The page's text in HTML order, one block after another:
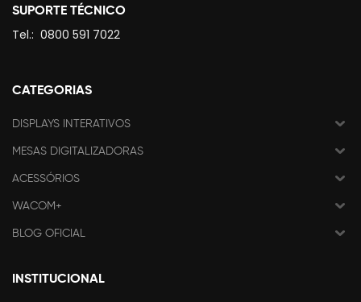
SUPORTE TÉCNICO
Tel.: 0800 591 7022
CATEGORIAS
DISPLAYS INTERATIVOS
MESAS DIGITALIZADORAS
ACESSÓRIOS
WACOM+
BLOG OFICIAL
INSTITUCIONAL